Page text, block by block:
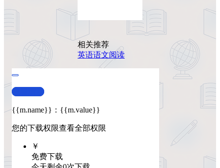
相关推荐
英语语文阅读
查看演示
{{m.name}} ： {{m.value}}
您的下载权限查看全部权限
￥
免费下载